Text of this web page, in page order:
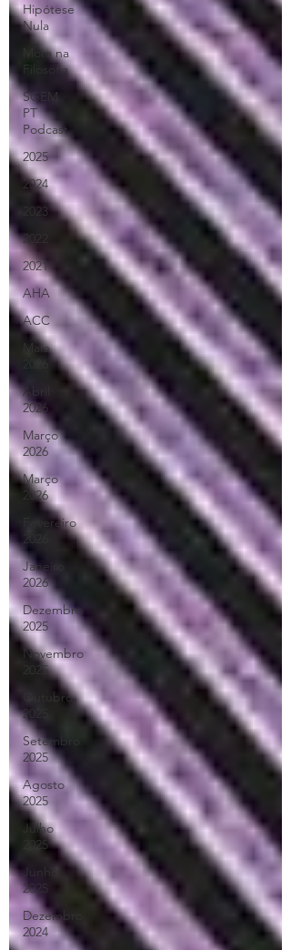
Hipótese
Nula
Mora na
Filosofia
SGEM
PT
Podcast
2025
2024
2023
2022
2021
AHA
ACC
Maio
Abril
2026
Março
2026
Março
2026
Fevereiro
2026
Janeiro
2026
Dezembro
2025
Novembro
2025
Outubro
2025
Setembro
2025
Agosto
2025
Julho
2025
Junho
2025
Dezembro
2024